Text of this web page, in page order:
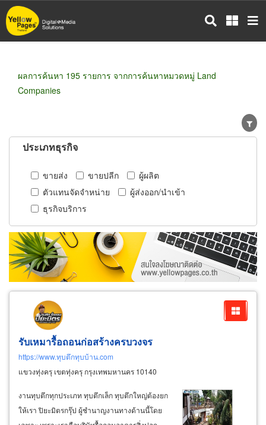
ข้าม
ไป
ผลการค้นหา 195 รายการ จากการค้นหาหมวดหมู่ Land
Companies
ประเภทธุรกิจ
ขายส่ง ขายปลีก
ผู้ผลิต
ตัวแทนจัดจำหน่าย
ผู้ส่งออก/นำเข้า
ธุรกิจบริการ
รับเหมารื้อถอนก่อสร้างครบวงจร
https://www.ทุบตึกทุบบ้าน.com
แขวงทุ่งครุ เขตทุ่งครุ กรุงเทพมหานคร 10140
งานทุบตึกทุกประเภท ทุบตึกเล็ก ทุบตึกใหญ่ต้องยก
ให้เรา ปิยะมิตรกรุ๊ป ผู้ชำนาญงานทางด้านนี้โดย